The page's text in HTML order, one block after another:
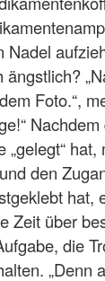
ängstlich?
Foto.“,
„gelegt“ hat,
den
hat,
Zeit über
die
„Denn